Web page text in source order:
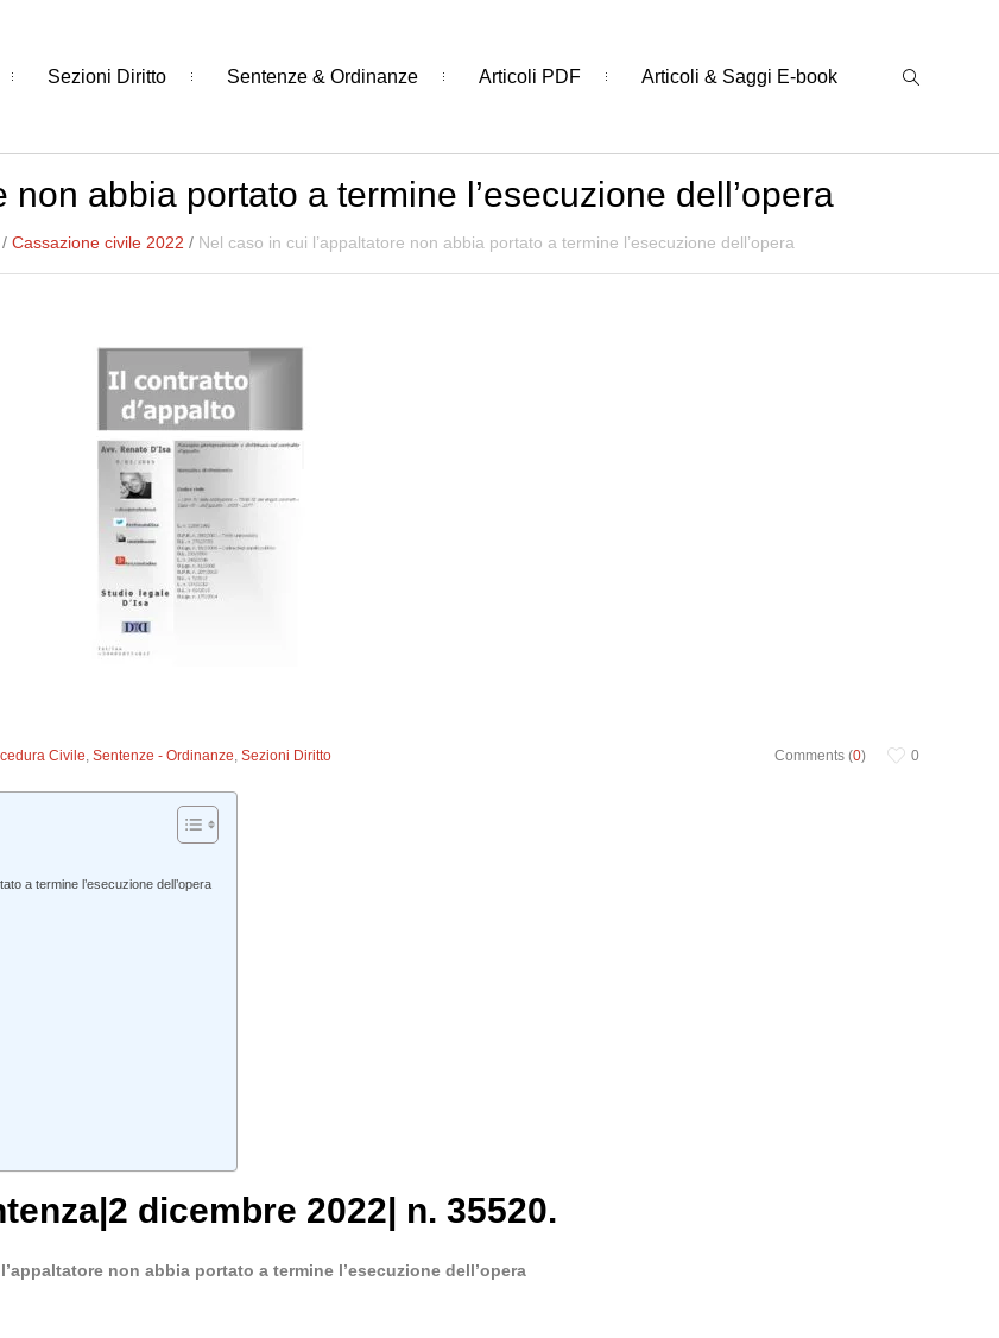
Sezioni Diritto Sentenze & Ordinanze Articoli PDF Articoli & Saggi E-book
non abbia portato a termine l’esecuzione dell’opera
/ Cassazione civile 2022 / Nel caso in cui l’appaltatore non abbia portato a termine l’esecuzione dell’opera
Comments (0) 0
Civile,Sentenze - Ordinanze,Sezioni Diritto
a termine l’esecuzione dell’opera
dicembre 2022| n. 35520.
non abbia portato a termine l’esecuzione dell’opera